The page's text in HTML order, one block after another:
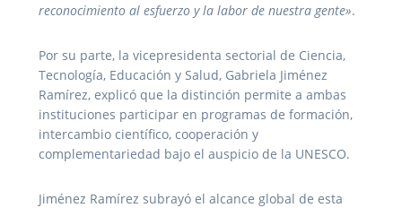
reconocimiento al esfuerzo y la labor de nuestra gente».
Por su parte, la vicepresidenta sectorial de Ciencia,
Tecnología, Educación y Salud, Gabriela Jiménez
Ramírez, explicó que la distinción permite a ambas
instituciones participar en programas de formación,
intercambio científico, cooperación y
complementariedad bajo el auspicio de la UNESCO.
Jiménez Ramírez subrayó el alcance global de esta